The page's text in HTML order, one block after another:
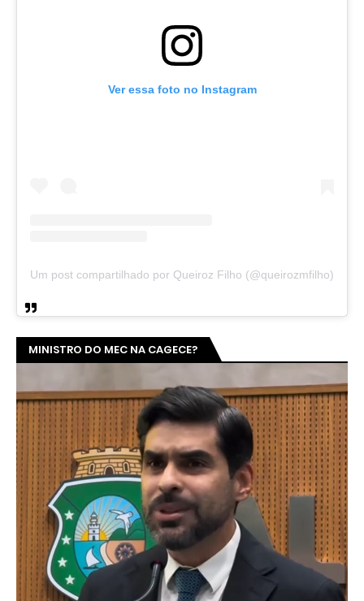
Ver essa foto no Instagram
Um post compartilhado por Queiroz Filho (@queirozmfilho)
MINISTRO DO MEC NA CAGECE?